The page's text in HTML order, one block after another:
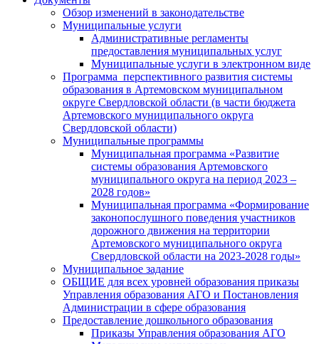
Обзор изменений в законодательстве
Муниципальные услуги
Административные регламенты
предоставления муниципальных услуг
Муниципальные услуги в электронном виде
Программа перспективного развития системы
образования в Артемовском муниципальном
округе Свердловской области (в части бюджета
Артемовского муниципального округа
Свердловской области)
Муниципальные программы
Муниципальная программа «Развитие
системы образования Артемовского
муниципального округа на период 2023 –
2028 годов»
Муниципальная программа «Формирование
законопослушного поведения участников
дорожного движения на территории
Артемовского муниципального округа
Свердловской области на 2023-2028 годы»
Муниципальное задание
ОБЩИЕ для всех уровней образования приказы
Управления образования АГО и Постановления
Администрации в сфере образования
Предоставление дошкольного образования
Приказы Управления образования АГО